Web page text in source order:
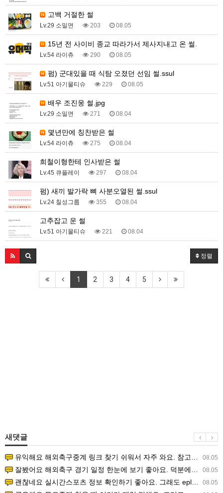
고백 거절한 썰
Lv.29 소밀면 203 08.05
15년 전 사이비 종교 따라가서 제사지내고 온 썰.
Lv.54 라이츄 290 08.05
펌) 군대있을 때 식탐 오졌던 선임 썰.ssul
Lv.51 아기물티슈 229 08.05
배우 조진웅 썰.jpg
Lv.29 소밀면 271 08.04
몇년만에 칭찬받은 썰
Lv.54 라이츄 275 08.04
희철이형한테 인사받은 썰
Lv.45 큐플레이 297 08.04
펌) 새끼 발가락 뼈 사분오열된 썰.ssul
Lv.24 칠성그룹 355 08.04
고추잡고 운 썰
Lv.51 아기물티슈 221 08.04
정렬
1 2 3 4 5
새댓글
08.05
유익해요 해외축구중계 링크 찾기 쉬워서 자주 와요. 참고로 무료스포츠중계 정보 확인할 때 출처 꼭 체크해요.…
08.05
잘봤어요 해외축구 경기 일정 한눈에 보기 좋아요. 덕분에 epl중계 볼 때 공식 중계 채널 먼저 찾아봐요. …
08.05
괜찮네요 실시간스포츠 정보 확인하기 좋아요. 그래도 epl중계 볼 때 공식 중계 채널 먼저 찾아봐요. 북마크…